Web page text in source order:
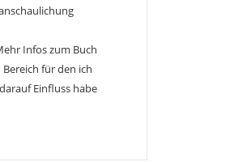
Infos zum Buch
für den ich
Einfluss habe